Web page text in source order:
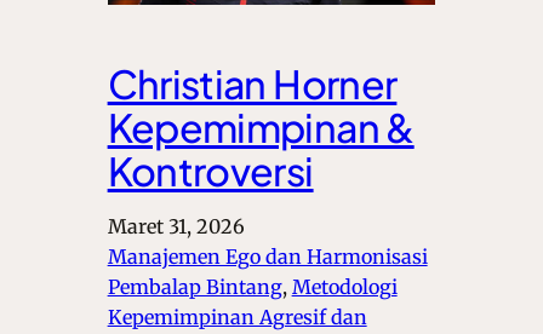
Christian Horner
Kepemimpinan &
Kontroversi
Maret 31, 2026
Manajemen Ego dan Harmonisasi
Pembalap Bintang, Metodologi
Kepemimpinan Agresif dan